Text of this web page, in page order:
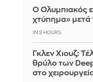
Ο Ολυμπιακός
χτύπημα» μετά
IN 2 HOURS
Γκλεν Χιουζ:
θρύλο των
στο